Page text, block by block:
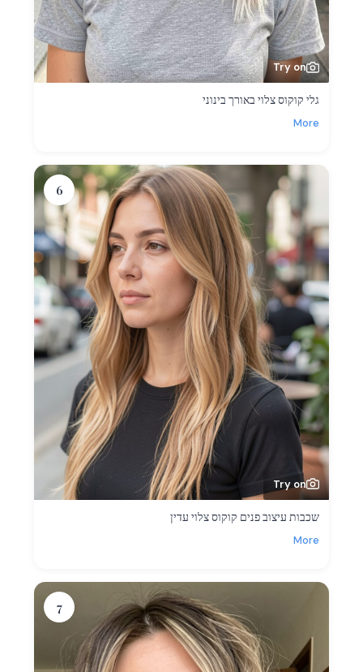
Try on
גלי קוקוס צלוי באורך בינוני
More
6
Try on
שכבות עיצוב פנים קוקוס צלוי עדין
More
7